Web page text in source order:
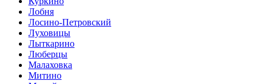
Лобня
Лосино-Петровский
Луховицы
Лыткарино
Люберцы
Малаховка
Митино